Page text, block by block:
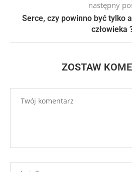
następny
Serce, czy powinno być tylko
człowieka
ZOSTAW